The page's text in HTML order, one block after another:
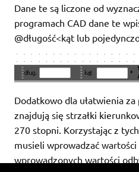
Dane te są liczone od
programach CAD dane te
@długość<kąt lub
Dodatkowo dla ułatwienia za
znajdują się strzałki
270 stopni. Korzystając z
musieli wprowadzać
wprowadzonych wartości